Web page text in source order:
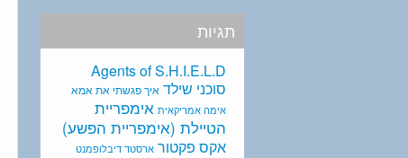
תגיות
Agents of S.H.I.E.L.D
סוכני שילד איך פגשתי את אמא
אימה אמריקאית אימפריית
הטיילת (אימפריית הפשע)
אקס פקטור ארסטד דיבלופמנט